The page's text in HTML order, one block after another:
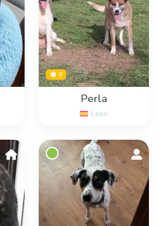
0
Perla
León